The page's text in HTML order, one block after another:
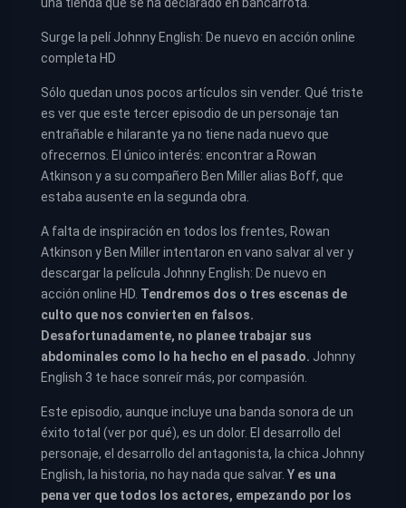
Surge la pelí Johnny English: De nuevo en acción online
completa HD
Sólo quedan unos pocos artículos sin vender. Qué triste
es ver que este tercer episodio de un personaje tan
entrañable e hilarante ya no tiene nada nuevo que
ofrecernos. El único interés: encontrar a Rowan
Atkinson y a su compañero Ben Miller alias Boff, que
estaba ausente en la segunda obra.
A falta de inspiración en todos los frentes, Rowan
Atkinson y Ben Miller intentaron en vano salvar al ver y
descargar la película Johnny English: De nuevo en
acción online HD. Tendremos dos o tres escenas de
culto que nos convierten en falsos.
Desafortunadamente, no planee trabajar sus
abdominales como lo ha hecho en el pasado. Johnny
English 3 te hace sonreír más, por compasión.
Este episodio, aunque incluye una banda sonora de un
éxito total (ver por qué), es un dolor. El desarrollo del
personaje, el desarrollo del antagonista, la chica Johnny
English, la historia, no hay nada que salvar. Y es una
pena ver que todos los actores, empezando por los